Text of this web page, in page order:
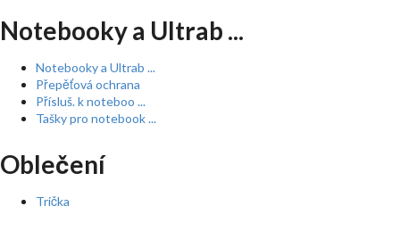
Notebooky a Ultrab ...
Notebooky a Ultrab ...
Přepěťová ochrana
Přísluš. k noteboo ...
Tašky pro notebook ...
Oblečení
Trička